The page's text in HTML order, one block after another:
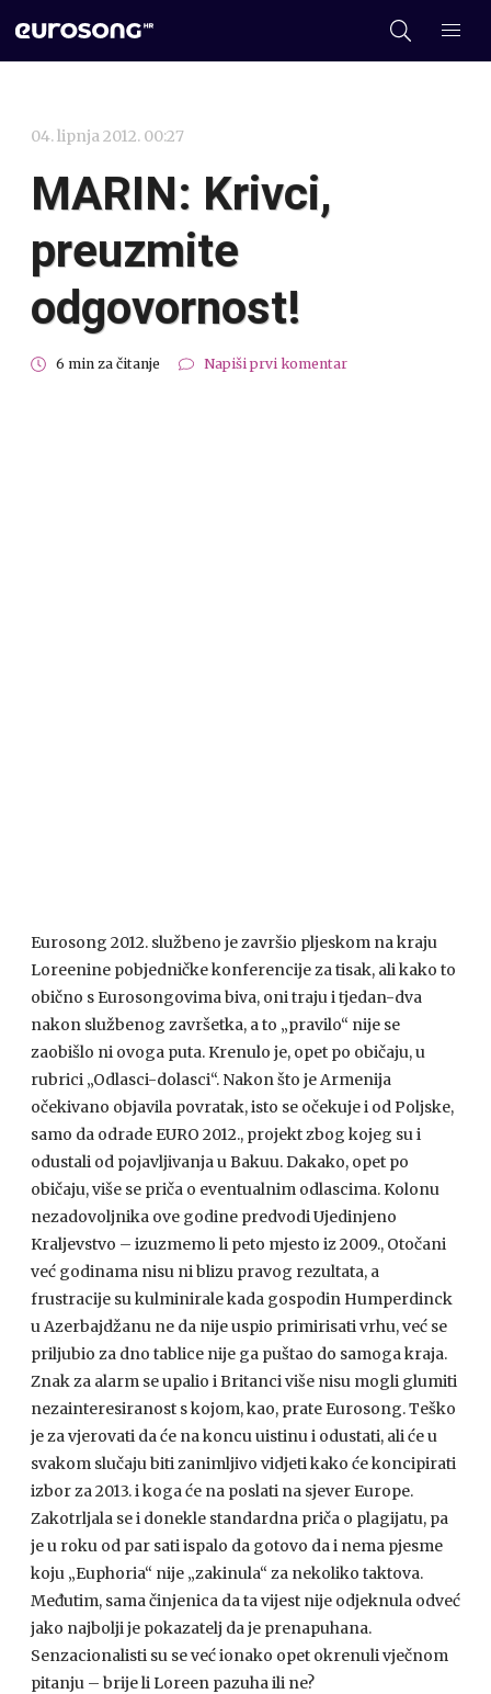
04. lipnja 2012. 00:27
MARIN: Krivci,
preuzmite
odgovornost!
6 min za čitanje Napiši prvi komentar
Eurosong 2012. službeno je završio pljeskom na kraju
Loreenine pobjedničke konferencije za tisak, ali kako to
obično s Eurosongovima biva, oni traju i tjedan-dva
nakon službenog završetka, a to „pravilo“ nije se
zaobišlo ni ovoga puta. Krenulo je, opet po običaju, u
rubrici „Odlasci-dolasci“. Nakon što je Armenija
očekivano objavila povratak, isto se očekuje i od Poljske,
samo da odrade EURO 2012., projekt zbog kojeg su i
odustali od pojavljivanja u Bakuu. Dakako, opet po
običaju, više se priča o eventualnim odlascima. Kolonu
nezadovoljnika ove godine predvodi Ujedinjeno
Kraljevstvo – izuzmemo li peto mjesto iz 2009., Otočani
već godinama nisu ni blizu pravog rezultata, a
frustracije su kulminirale kada gospodin Humperdinck
u Azerbajdžanu ne da nije uspio primirisati vrhu, već se
priljubio za dno tablice nije ga puštao do samoga kraja.
Znak za alarm se upalio i Britanci više nisu mogli glumiti
nezainteresiranost s kojom, kao, prate Eurosong. Teško
je za vjerovati da će na koncu uistinu i odustati, ali će u
svakom slučaju biti zanimljivo vidjeti kako će koncipirati
izbor za 2013. i koga će na poslati na sjever Europe.
Zakotrljala se i donekle standardna priča o plagijatu, pa
je u roku od par sati ispalo da gotovo da i nema pjesme
koju „Euphoria“ nije „zakinula“ za nekoliko taktova.
Međutim, sama činjenica da ta vijest nije odjeknula odveć
jako najbolji je pokazatelj da je prenapuhana.
Senzacionalisti su se već ionako opet okrenuli vječnom
pitanju – brije li Loreen pazuha ili ne?